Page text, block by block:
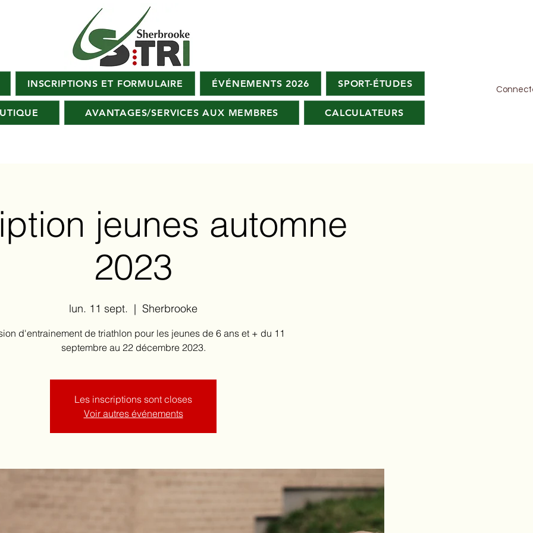
INSCRIPTIONS ET FORMULAIRE ÉVÉNEMENTS 2026 SPORT-ÉTUDES
AVANTAGES/SERVICES AUX MEMBRES CALCULATEURS
jeunes automne
2023
lun. 11 sept.
  |
Sherbrooke
d'entrainement de triathlon pour les jeunes de 6 ans et + du 11
septembre au 22 décembre 2023.
Les inscriptions sont closes
Voir autres événements